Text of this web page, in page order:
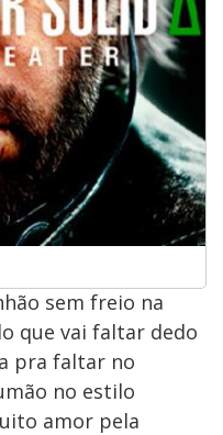
sem freio na
que vai faltar dedo
pra faltar no
no estilo
amor pela